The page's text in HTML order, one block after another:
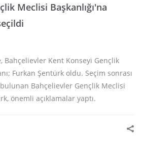
Meclisi Başkanlığı'na
Bahçelievler Kent Konseyi Gençlik
Furkan Şentürk oldu. Seçim sonrası
Bahçelievler Gençlik Meclisi
önemli açıklamalar yaptı.